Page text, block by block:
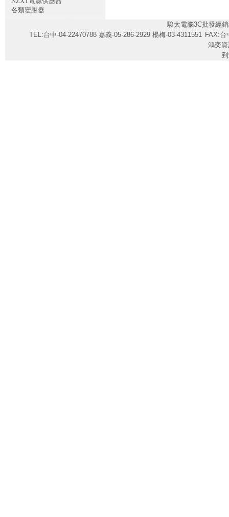
各類變壓器
駿太電腦3C批發經
TEL:台中-04-22470788 嘉義-05-286-2929 楊梅-03-4311551 FAX:台
鴻奕